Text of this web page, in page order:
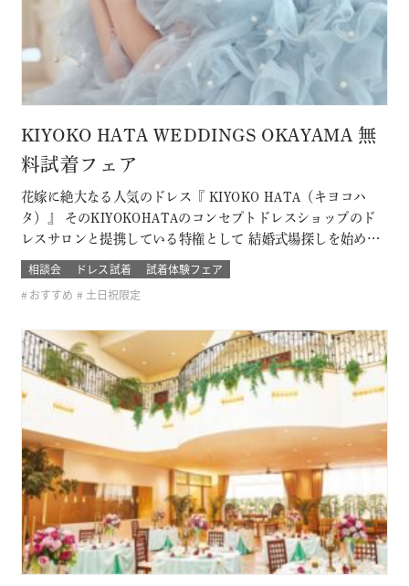
KIYOKO HATA WEDDINGS OKAYAMA 無
料試着フェア
花嫁に絶大なる人気のドレス『 KIYOKO HATA（キヨコハ
タ）』 そのKIYOKOHATAのコンセプトドレスショップのド
レスサロンと提携している特権として 結婚式場探しを始めた
おふたり限定の無料試着会を開催。 式場探しと一緒にドレス
も試着できて、結婚式のイメージが広がります！ 他のドレス
サロンでは取り扱いのないドレスも見れて着れるのは「ここ
相談会 ドレス試着
試着体験フェア
おすすめ
土日祝限定